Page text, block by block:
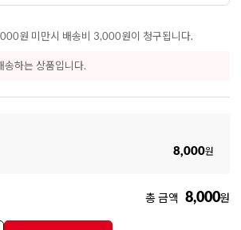
원 미만시 배송비 3,000원이 청구됩니다.
송하는 상품입니다.
8,000원
총 금액 8,000원